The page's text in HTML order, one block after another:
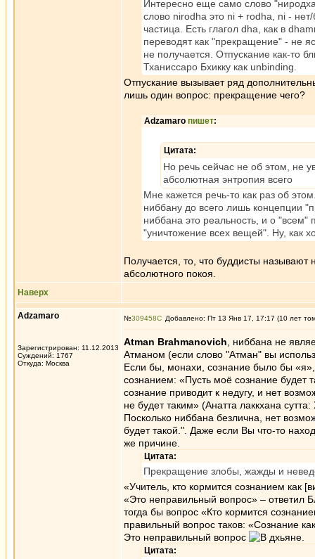
Интересно еще само слово
слово nirodha это ni + rodha, ni -
частица. Есть глагол dha, как в
переводят как "прекращение" - не
не получается. Отпускание как-то
Тханиссаро Бхикку как unbinding.
Отпускание вызывает ряд
лишь один вопрос: прекращение чего?
Adzamaro пишет:
Цитата:
Но речь сейчас не об этом, не
абсолютная энтропия всего
Мне кажется речь-то как раз об
ниббану до всего лишь концепции
ниббана это реальность, и о
"уничтожение всех вещей". Ну, как
Получается, то, что буддисты называют
абсолютного покоя.
Наверх
Adzamaro
Зарегистрирован: 11.12.2013
Суждений: 1767
Откуда: Москва
№309458 Добавлено: Пт 13 Янв 17, 17:17 (10 лет
Atman Brahmanovich , ниббана не
Атманом (если слово "Атман" вы
Если бы, монахи, сознание было бы
сознанием: «Пусть моё сознание будет
сознание приводит к недугу, и нет
не будет таким» (Анатта лаккхана
Посколько ниббана безлична, нет
будет такой.". Даже если Вы что-то
же причине.
Цитата:
Прекращение злобы, жажды и
«Учитель, кто кормится сознанием как
«Это неправильный вопрос» – ответил
тогда бы вопрос «Кто кормится
правильный вопрос таков: «Сознание
Это неправильный вопрос
Цитата: